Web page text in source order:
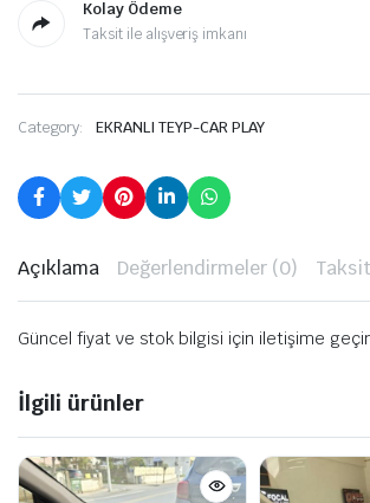
Kolay Ödeme
Taksit ile alışveriş imkanı
Category: EKRANLI TEYP-CAR PLAY
Açıklama Değerlendirmeler (0)
Güncel fiyat ve stok bilgisi için iletişime
İlgili ürünler